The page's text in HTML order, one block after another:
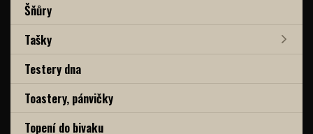
Šňůry
Tašky
Testery dna
Toastery, pánvičky
Topení do bivaku